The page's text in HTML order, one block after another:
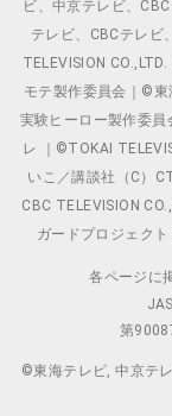
ビ、中京テレビ、
テレビ、CBCテレ
TELEVISION
モテ製作委員会｜©
実験ヒーロー製作委
レ ｜©TOKAI
いこ／講談社（C）
CBC TELEVISION
ガードプロジェク
各ページに
第
©東海テレビ, 中京テ